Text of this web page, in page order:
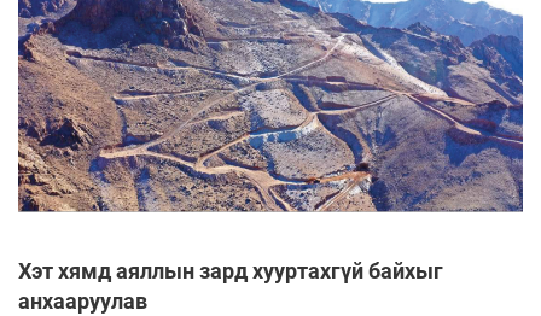
Хэт хямд аяллын зард хууртахгүй байхыг
анхааруулав